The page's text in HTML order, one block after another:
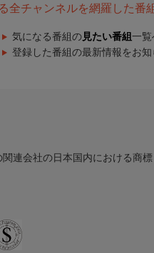
全チャンネルを網羅した番
気になる番組の 見たい番組 一覧
登録した番組の最新情報をお
連会社の日本国内における商標